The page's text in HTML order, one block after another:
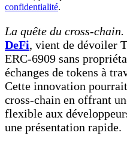
confidentialité.
La quête du cross-chain.
DeFi, vient de dévoiler
ERC-6909 sans
échanges de tokens à
Cette innovation
cross-chain en offrant
flexible aux
une présentation rapide.